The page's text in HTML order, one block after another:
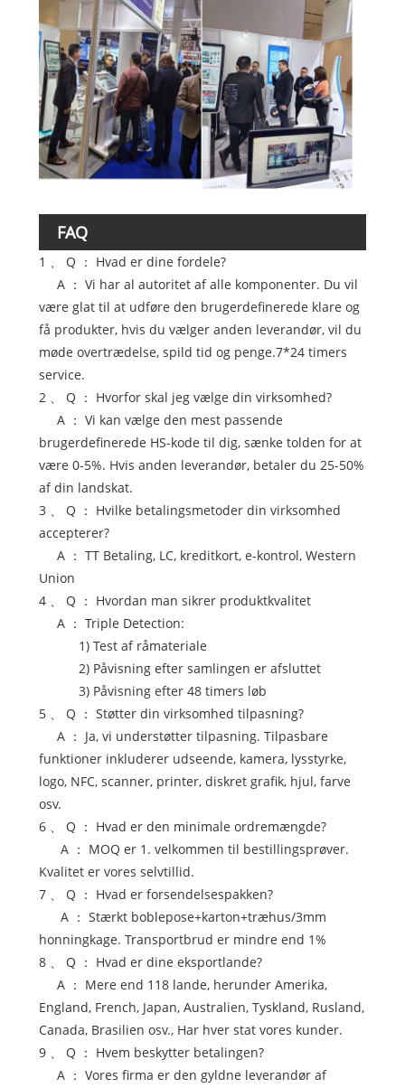
FAQ
1 、 Q ： Hvad er dine fordele?
A ： Vi har al autoritet af alle komponenter. Du vil
være glat til at udføre den brugerdefinerede klare og
få produkter, hvis du vælger anden leverandør, vil du
møde overtrædelse, spild tid og penge.7*24 timers
service.
2 、 Q ： Hvorfor skal jeg vælge din virksomhed?
A ： Vi kan vælge den mest passende
brugerdefinerede HS-kode til dig, sænke tolden for at
være 0-5%. Hvis anden leverandør, betaler du 25-50%
af din landskat.
3 、 Q ： Hvilke betalingsmetoder din virksomhed
accepterer?
A ： TT Betaling, LC, kreditkort, e-kontrol, Western
Union
4 、 Q ： Hvordan man sikrer produktkvalitet
A ： Triple Detection:
1) Test af råmateriale
2) Påvisning efter samlingen er afsluttet
3) Påvisning efter 48 timers løb
5 、 Q ： Støtter din virksomhed tilpasning?
A ： Ja, vi understøtter tilpasning. Tilpasbare
funktioner inkluderer udseende, kamera, lysstyrke,
logo, NFC, scanner, printer, diskret grafik, hjul, farve
osv.
6 、 Q ： Hvad er den minimale ordremængde?
A ： MOQ er 1. velkommen til bestillingsprøver.
Kvalitet er vores selvtillid.
7 、 Q ： Hvad er forsendelsespakken?
A ： Stærkt boblepose+karton+træhus/3mm
honningkage. Transportbrud er mindre end 1%
8 、 Q ： Hvad er dine eksportlande?
A ： Mere end 118 lande, herunder Amerika,
England, French, Japan, Australien, Tyskland, Rusland,
Canada, Brasilien osv., Har hver stat vores kunder.
9 、 Q ： Hvem beskytter betalingen?
A ： Vores firma er den gyldne leverandør af